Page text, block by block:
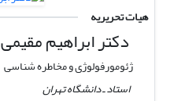
هیات تحریریه
دکتر ابراهیم مقیمی
ژئومورفولوژی و مخاطره شناسی
استاد ـ دانشگاه تهران